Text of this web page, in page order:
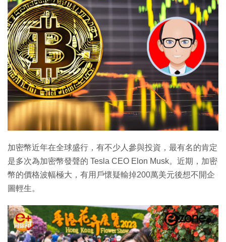
加密幣近年在全球盛行，有不少人參與投資，最有名的肯定
是多次為加密幣發聲的 Tesla CEO Elon Musk。近期，加密
幣的價格波幅極大，有用戶懷疑輸掉200萬美元後想不開企
圖輕生。